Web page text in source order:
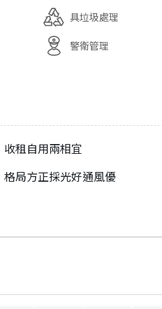
具垃圾處理
警衛管理
收租自用兩相宜
格局方正採光好通風優